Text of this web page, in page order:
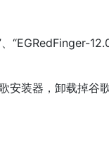
装器，卸载掉谷